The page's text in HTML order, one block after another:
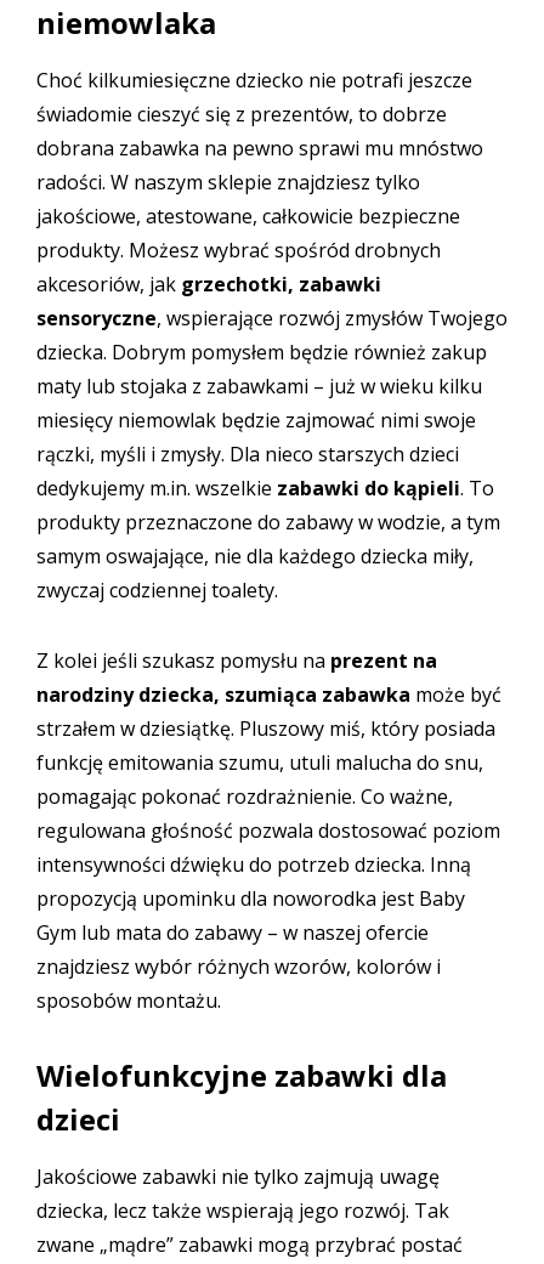
niemowlaka
Choć kilkumiesięczne dziecko nie potrafi jeszcze
świadomie cieszyć się z prezentów, to dobrze
dobrana zabawka na pewno sprawi mu mnóstwo
radości. W naszym sklepie znajdziesz tylko
jakościowe, atestowane, całkowicie bezpieczne
produkty. Możesz wybrać spośród drobnych
akcesoriów, jak grzechotki, zabawki
sensoryczne, wspierające rozwój zmysłów Twojego
dziecka. Dobrym pomysłem będzie również zakup
maty lub stojaka z zabawkami – już w wieku kilku
miesięcy niemowlak będzie zajmować nimi swoje
rączki, myśli i zmysły. Dla nieco starszych dzieci
dedykujemy m.in. wszelkie zabawki do kąpieli. To
produkty przeznaczone do zabawy w wodzie, a tym
samym oswajające, nie dla każdego dziecka miły,
zwyczaj codziennej toalety.
Z kolei jeśli szukasz pomysłu na prezent na
narodziny dziecka, szumiąca zabawka może być
strzałem w dziesiątkę. Pluszowy miś, który posiada
funkcję emitowania szumu, utuli malucha do snu,
pomagając pokonać rozdrażnienie. Co ważne,
regulowana głośność pozwala dostosować poziom
intensywności dźwięku do potrzeb dziecka. Inną
propozycją upominku dla noworodka jest Baby
Gym lub mata do zabawy – w naszej ofercie
znajdziesz wybór różnych wzorów, kolorów i
sposobów montażu.
Wielofunkcyjne zabawki dla
dzieci
Jakościowe zabawki nie tylko zajmują uwagę
dziecka, lecz także wspierają jego rozwój. Tak
zwane „mądre” zabawki mogą przybrać postać